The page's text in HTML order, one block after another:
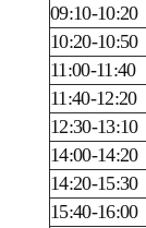
09:10-10:20
10:20-10:50
11:00-11:40
11:40-12:20
12:30-13:10
14:00-14:20
14:20-15:30
15:40-16:00